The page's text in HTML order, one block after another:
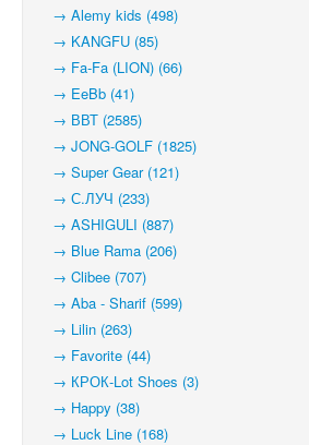
→ Alemy kids (498)
→ KANGFU (85)
→ Fa-Fa (LION) (66)
→ EeBb (41)
→ ВВТ (2585)
→ JONG-GOLF (1825)
→ Super Gear (121)
→ С.ЛУЧ (233)
→ ASHIGULI (887)
→ Blue Rama (206)
→ Clibee (707)
→ Aba - Sharif (599)
→ Lilin (263)
→ Favorite (44)
→ КРОК-Lot Shoes (3)
→ Happy (38)
→ Luck Line (168)